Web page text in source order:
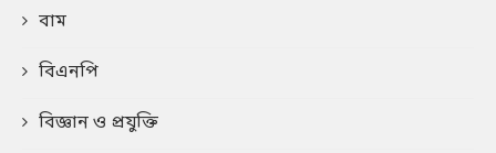
বাম
বিএনপি
বিজ্ঞান ও প্রযুক্তি